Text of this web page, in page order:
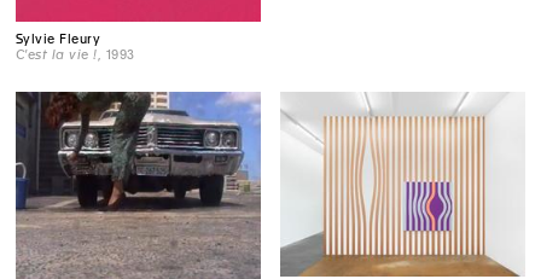
Sylvie Fleury
C'est la vie ! , 1993